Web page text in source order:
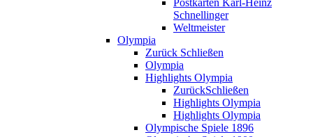
Postkarten Karl-Heinz
Schnellinger
Weltmeister
Olympia
Zurück Schließen
Olympia
Highlights Olympia
ZurückSchließen
Highlights Olympia
Highlights Olympia
Olympische Spiele 1896